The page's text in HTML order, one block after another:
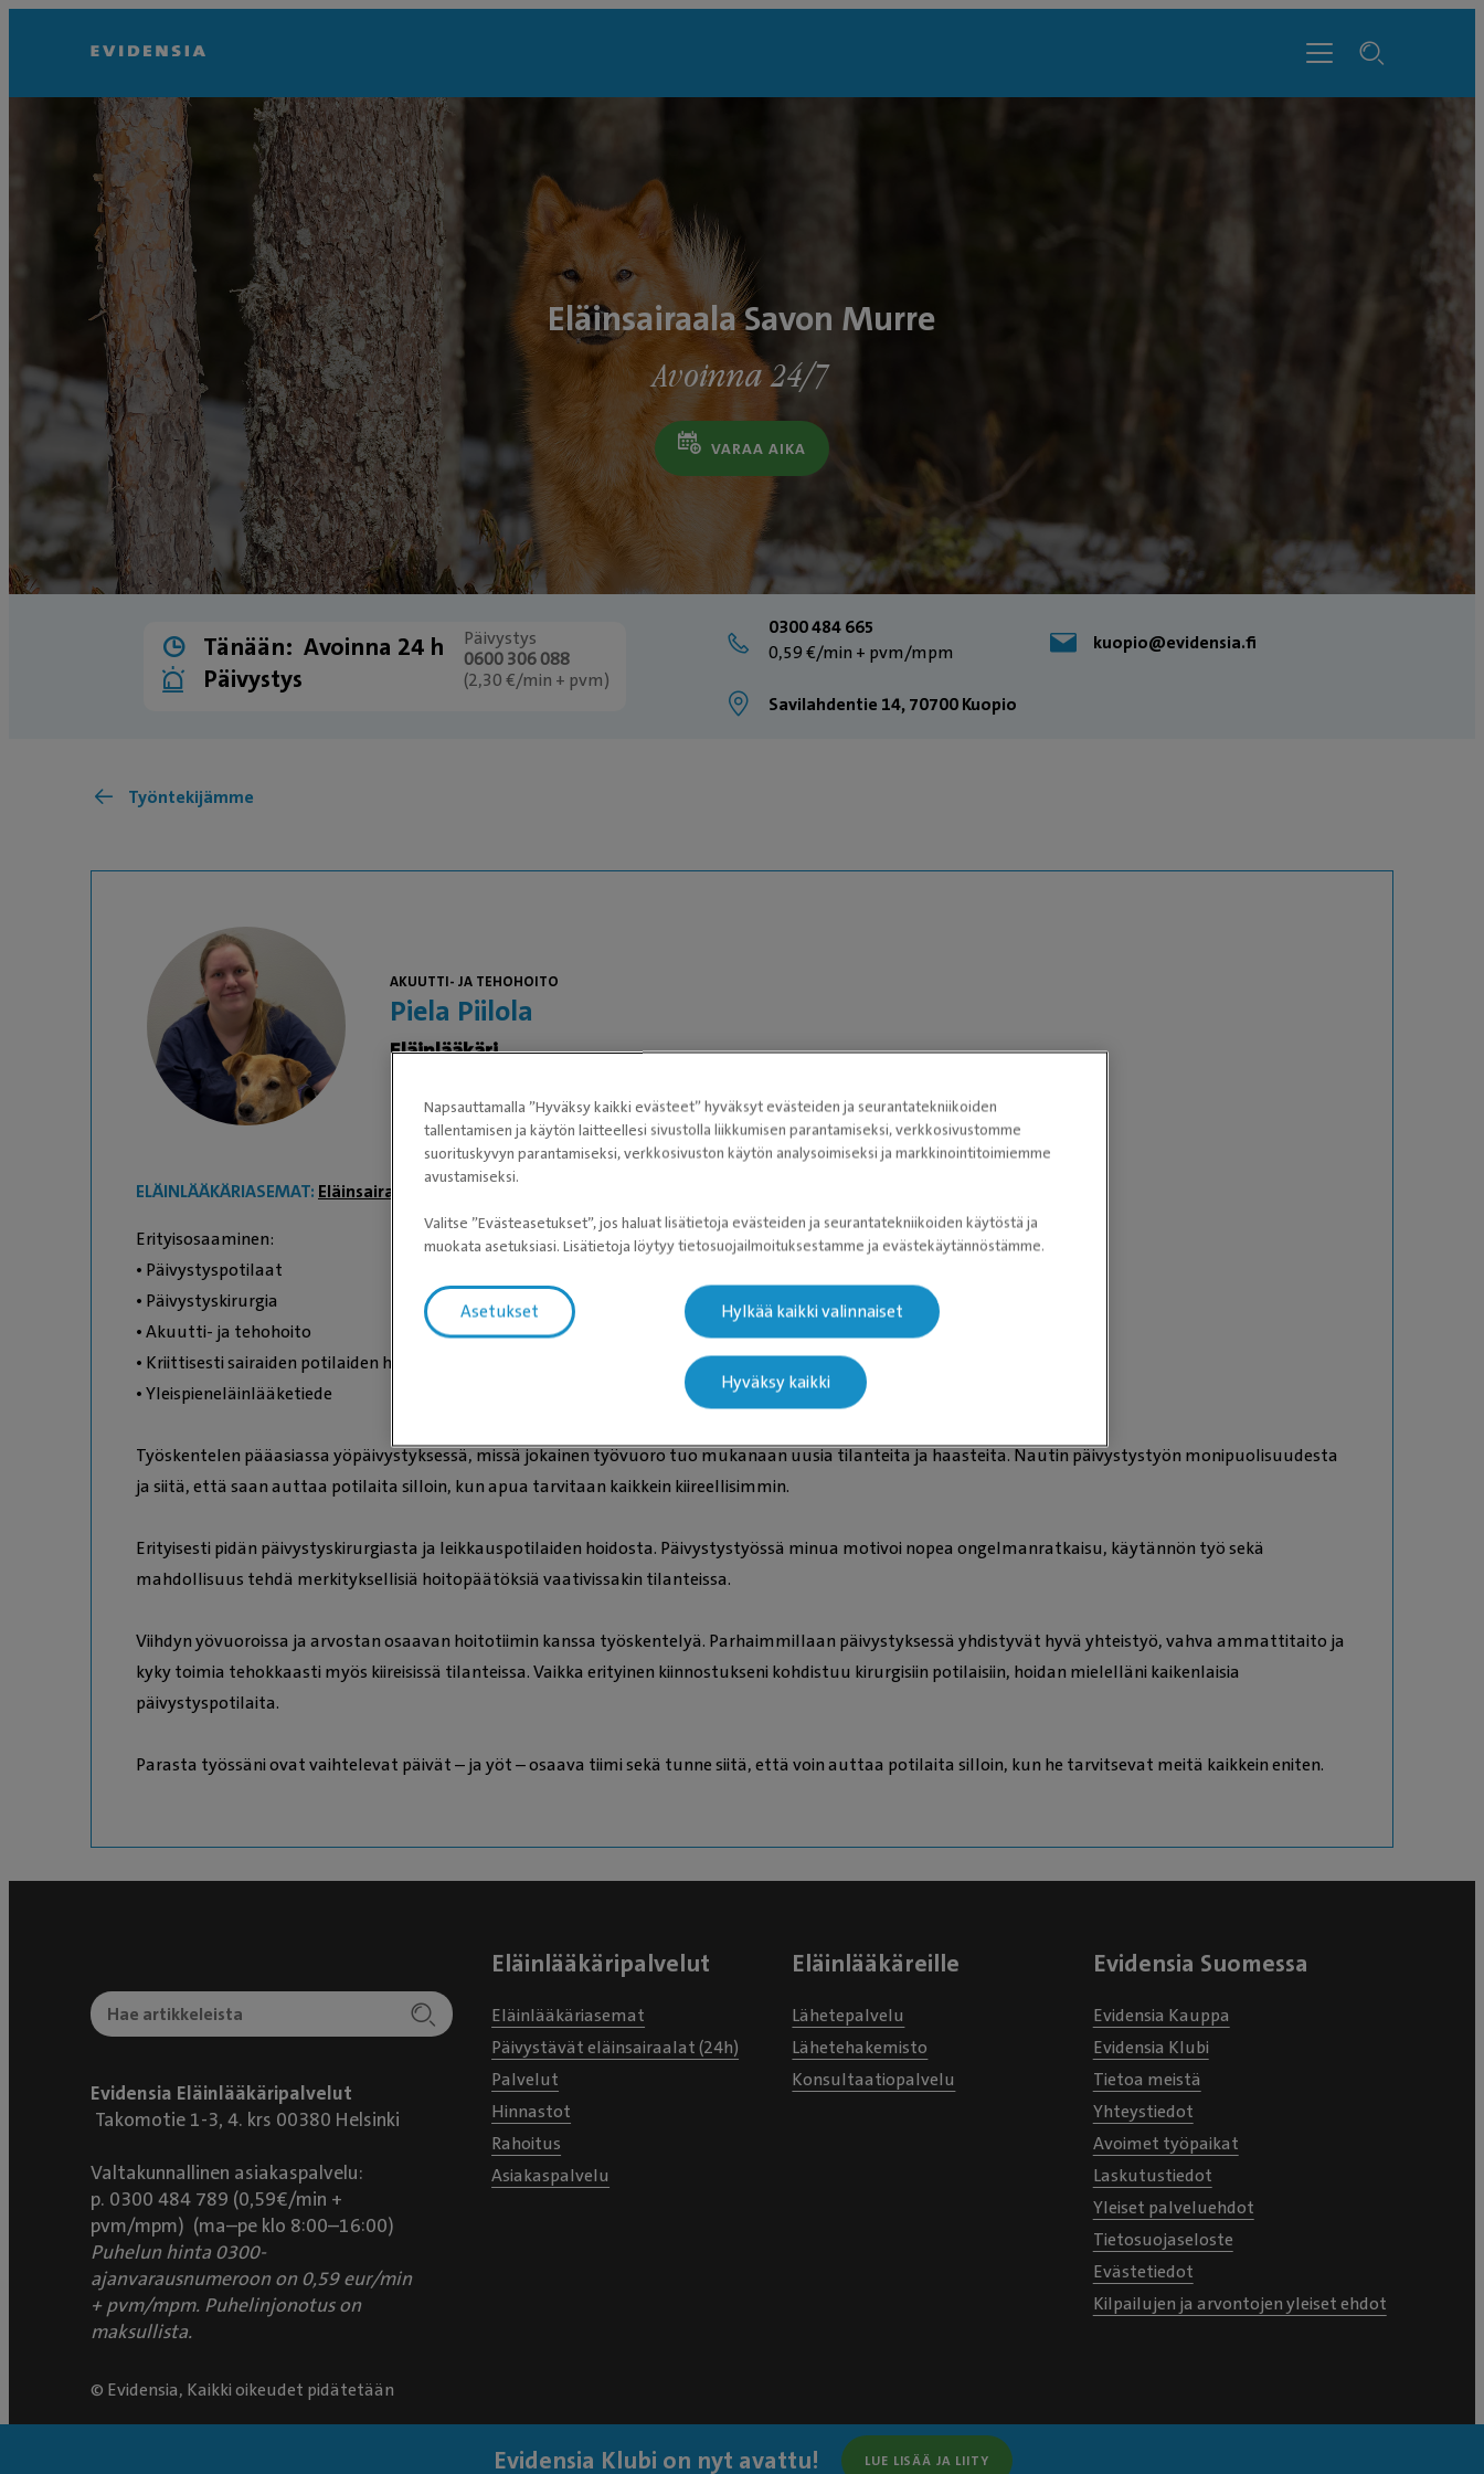
Eläinsairaala Savon Murre
Avoinna 24/7
VARAA AIKA
Tänään: Avoinna 24 h
Päivystys
Päivystys
0600 306 088
(2,30 €/min + pvm)
0300 484 665
0,59 €/min + pvm/mpm
kuopio@evidensia.fi
Savilahdentie 14, 70700 Kuopio
Työntekijämme
AKUUTTI- JA TEHOHOITO
Piela Piilola
Eläinlääkäri
ELÄINLÄÄKÄRIASEMAT: Eläinsairaala Savon Murre
Erityisosaaminen:
• Päivystyspotilaat
• Päivystyskirurgia
• Akuutti- ja tehohoito
• Kriittisesti sairaiden potilaiden hoito
• Yleispieneläinlääketiede
Työskentelen pääasiassa yöpäivystyksessä, missä jokainen työvuoro tuo mukanaan uusia tilanteita ja haasteita. Nautin päivystystyön monipuolisuudesta
ja siitä, että saan auttaa potilaita silloin, kun apua tarvitaan kaikkein kiireellisimmin.
Erityisesti pidän päivystyskirurgiasta ja leikkauspotilaiden hoidosta. Päivystystyössä minua motivoi nopea ongelmanratkaisu, käytännön työ sekä
mahdollisuus tehdä merkityksellisiä hoitopäätöksiä vaativissakin tilanteissa.
Viihdyn yövuoroissa ja arvostan osaavan hoitotiimin kanssa työskentelyä. Parhaimmillaan päivystyksessä yhdistyvät hyvä yhteistyö, vahva ammattitaito ja
kyky toimia tehokkaasti myös kiireisissä tilanteissa. Vaikka erityinen kiinnostukseni kohdistuu kirurgisiin potilaisiin, hoidan mielelläni kaikenlaisia
päivystyspotilaita.
Parasta työssäni ovat vaihtelevat päivät – ja yöt – osaava tiimi sekä tunne siitä, että voin auttaa potilaita silloin, kun he tarvitsevat meitä kaikkein eniten.
Evidensia Klubi on nyt avattu! LUE LISÄÄ JA LIITY
Evidensia Eläinlääkäripalvelut
Takomotie 1-3, 4. krs 00380 Helsinki
Valtakunnallinen asiakaspalvelu:
p. 0300 484 789 (0,59€/min +
pvm/mpm) (ma–pe klo 8:00–16:00)
Puhelun hinta 0300-
ajanvarausnumeroon on 0,59 eur/min
+ pvm/mpm. Puhelinjonotus on
maksullista.
Eläinlääkäripalvelut
Eläinlääkäriasemat
Päivystävät eläinsairaalat (24h)
Palvelut
Hinnastot
Rahoitus
Asiakaspalvelu
Eläinlääkäreille
Lähetepalvelu
Lähetehakemisto
Konsultaatiopalvelu
Evidensia Suomessa
Evidensia Kauppa
Evidensia Klubi
Tietoa meistä
Yhteystiedot
Avoimet työpaikat
Laskutustiedot
Yleiset palveluehdot
Tietosuojaseloste
Evästetiedot
Kilpailujen ja arvontojen yleiset ehdot
© Evidensia, Kaikki oikeudet pidätetään
Napsauttamalla ”Hyväksy kaikki evästeet” hyväksyt evästeiden ja seurantatekniikoiden
tallentamisen ja käytön laitteellesi sivustolla liikkumisen parantamiseksi, verkkosivustomme
suorituskyvyn parantamiseksi, verkkosivuston käytön analysoimiseksi ja markkinointitoimiemme
avustamiseksi.
Valitse ”Evästeasetukset”, jos haluat lisätietoja evästeiden ja seurantatekniikoiden käytöstä ja
muokata asetuksiasi. Lisätietoja löytyy tietosuojailmoituksestamme ja evästekäytännöstämme.
Asetukset Hylkää kaikki valinnaiset
Hyväksy kaikki